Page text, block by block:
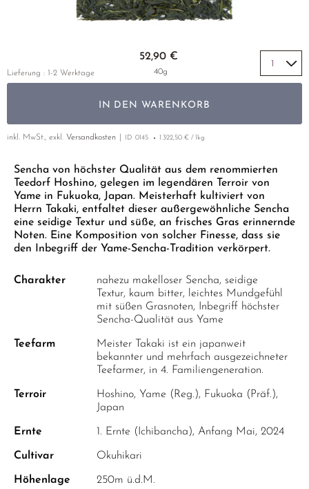
EMPFEHLUNGEN
LUSHAN CLOUD & MIST
WHITE CRANE WAVE
GRÜNTEE RARITÄTEN
SORTEN ÜBERSICHT CHINA
MIYAZAKI
UJI
URESHINO
YAME
YUNNAN
GELBER TEE
SETS & GIFTS
PHOENIX DANCONG
ZHANGPING SHUI XIAN
THAILAND
EMPFEHLUNGEN
SETS & GIFTS
EMPFEHLUNGEN
SETS & GIFTS
NACH SORTE
MATE TEE
SELTENE INCENCES
Sencha von höchster Qualität aus dem renommierten
Teedorf Hoshino, gelegen im legendären Terroir von
Yame in Fukuoka, Japan. Meisterhaft kultiviert von
Herrn Takaki, entfaltet dieser außergewöhnliche Sencha
eine seidige Textur und süße, an frisches Gras erinnernde
Noten. Eine Komposition von solcher Finesse, dass sie
den Inbegriff der Yame-Sencha-Tradition verkörpert.
Charakter
nahezu makelloser Sencha, seidige
Textur, kaum bitter, leichtes Mundgefühl
mit süßen Grasnoten, Inbegriff höchster
Sencha-Qualität aus Yame
Teefarm
Meister Takaki ist ein japanweit
bekannter und mehrfach ausgezeichneter
Teefarmer, in 4. Familiengeneration.
Terroir
Hoshino, Yame (Reg.), Fukuoka (Präf.),
Japan
Ernte 1. Ernte (Ichibancha), Anfang Mai, 2024
Cultivar Okuhikari
Höhenlage 250m ü.d.M.
52,90 €
40g
IN DEN WARENKORB
Lieferung : 1-2 Werktage
inkl. MwSt., exkl. Versandkosten ID 0145 1.322,50 € / 1kg